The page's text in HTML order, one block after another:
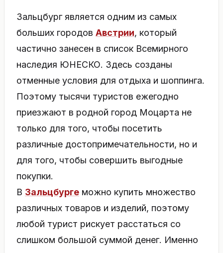
Зальцбург является одним из самых
больших городов Австрии, который
частично занесен в список Всемирного
наследия ЮНЕСКО. Здесь созданы
отменные условия для отдыха и шоппинга.
Поэтому тысячи туристов ежегодно
приезжают в родной город Моцарта не
только для того, чтобы посетить
различные достопримечательности, но и
для того, чтобы совершить выгодные
покупки.
В Зальцбурге можно купить множество
различных товаров и изделий, поэтому
любой турист рискует расстаться со
слишком большой суммой денег. Именно